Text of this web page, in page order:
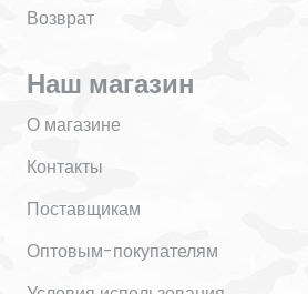
Возврат
Наш магазин
О магазине
Контакты
Поставщикам
Оптовым-покупателям